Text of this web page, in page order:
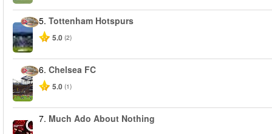
5. Tottenham Hotspurs
5.0 (2)
6. Chelsea FC
5.0 (1)
7. Much Ado About Nothing